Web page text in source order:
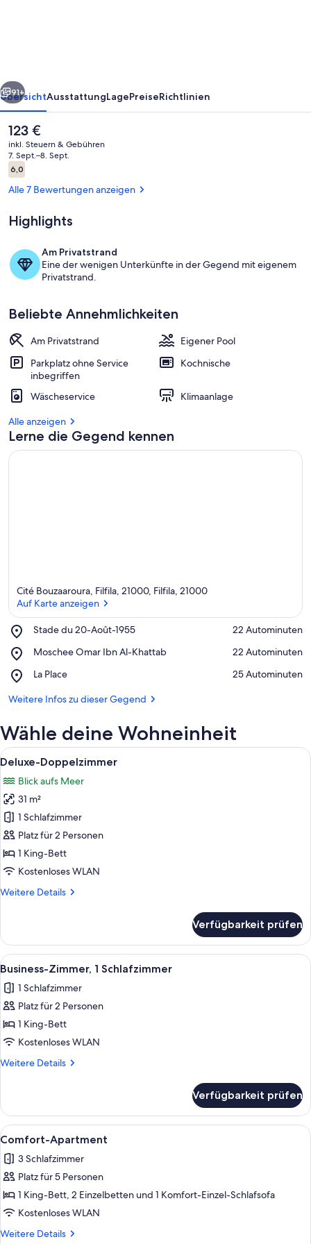
Weiter
91+
ÜbersichtAusstattungLagePreiseRichtlinien
Der
aktuelle
Preis
beträgt
123 €.
123 €
inkl. Steuern & Gebühren
7. Sept.–8. Sept.
Bewertungen
6,06,0 von 10.
Alle 7 Bewertungen anzeigen
Highlights
Am Privatstrand
Eine der wenigen Unterkünfte in der Gegend mit eigenem
Privatstrand.
Beliebte Annehmlichkeiten
Am Privatstrand
Eigener Pool
Parkplatz ohne Service
inbegriffen
Kochnische
Wäscheservice
Klimaanlage
Alle anzeigen
Lerne die Gegend kennen
Cité Bouzaaroura, Filfila, 21000, Filfila, 21000
Auf Karte anzeigen
Stade du 20-Août-1955
Place,
du
Août-
‪22 Autominuten‬
Moschee Omar Ibn Al-Khattab
Place,
Omar
Al-
‪22 Autominuten‬
La Place
Place,
Place
‪25 Autominuten‬
Weitere Infos zu dieser Gegend
Wähle deine Wohneinheit
Alle
Fotos
für
Deluxe-
Doppelzimmer
anzeigen
Ein ordentlich bezogenes Bett mit
5
Deluxe-Doppelzimmer
Blick aufs Meer
31 m²
1 Schlafzimmer
Platz für 2 Personen
1 King-Bett
Kostenloses WLAN
Weitere Details
Weitere
Doppelzimmer
Verfügbarkeit prüfen
Alle
Fotos
für
Business-
Zimmer,
1
Schlafzimmer
Ein modernes Wohnzimmer mit
6
Business-Zimmer, 1 Schlafzimmer
1 Schlafzimmer
Platz für 2 Personen
1 King-Bett
Kostenloses WLAN
Weitere Details
Weitere
Zimmer,
Schlafzimmer
Verfügbarkeit prüfen
Alle
Fotos
für
Comfort-
Apartment
anzeigen
Ein modernes, minimalistisches
10
Comfort-Apartment
3 Schlafzimmer
Platz für 5 Personen
1 King-Bett, 2 Einzelbetten und 1 Komfort-Einzel-Schlafsofa
Kostenloses WLAN
Weitere Details
Weitere